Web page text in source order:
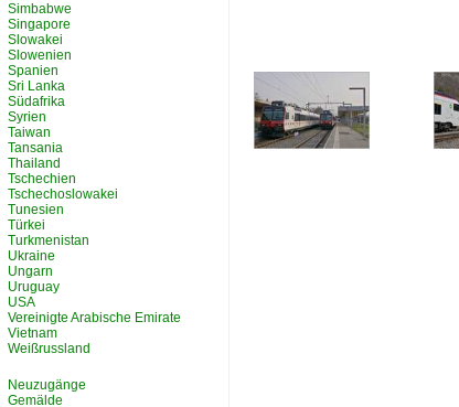
Simbabwe
Singapore
Slowakei
Slowenien
Spanien
Sri Lanka
Südafrika
Syrien
Taiwan
Tansania
Thailand
Tschechien
Tschechoslowakei
Tunesien
Türkei
Turkmenistan
Ukraine
Ungarn
Uruguay
USA
Vereinigte Arabische Emirate
Vietnam
Weißrussland
Neuzugänge
Gemälde